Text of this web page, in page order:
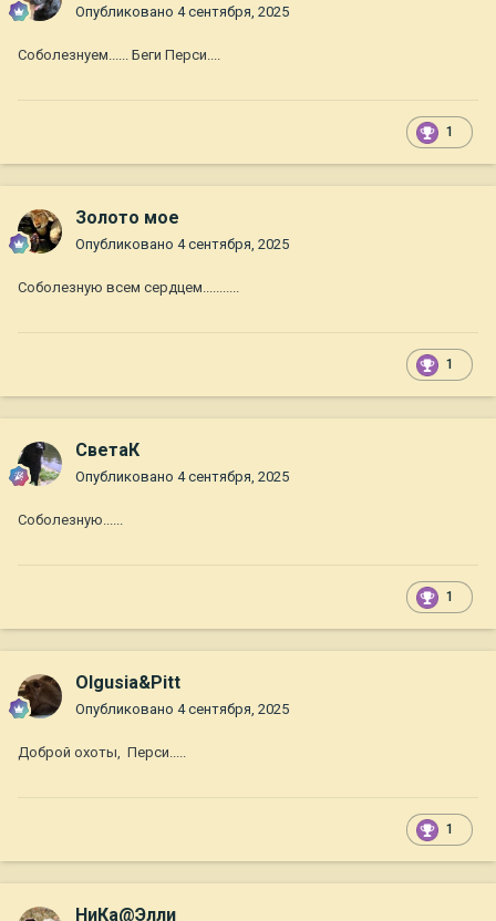
Опубликовано 4 сентября, 2025
Соболезнуем...... Беги Перси....
1
Золото мое
Опубликовано 4 сентября, 2025
Соболезную всем сердцем...........
1
СветаК
Опубликовано 4 сентября, 2025
Соболезную......
1
Olgusia&Pitt
Опубликовано 4 сентября, 2025
Доброй охоты, Перси.....
1
НиКа@Элли